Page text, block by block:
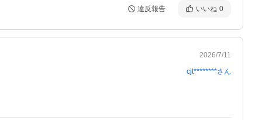
違反報告 いいね 0
2026/7/11
cjt********さん